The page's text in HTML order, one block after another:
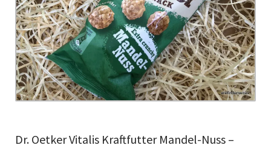
Dr. Oetker Vitalis Kraftfutter Mandel-Nuss –